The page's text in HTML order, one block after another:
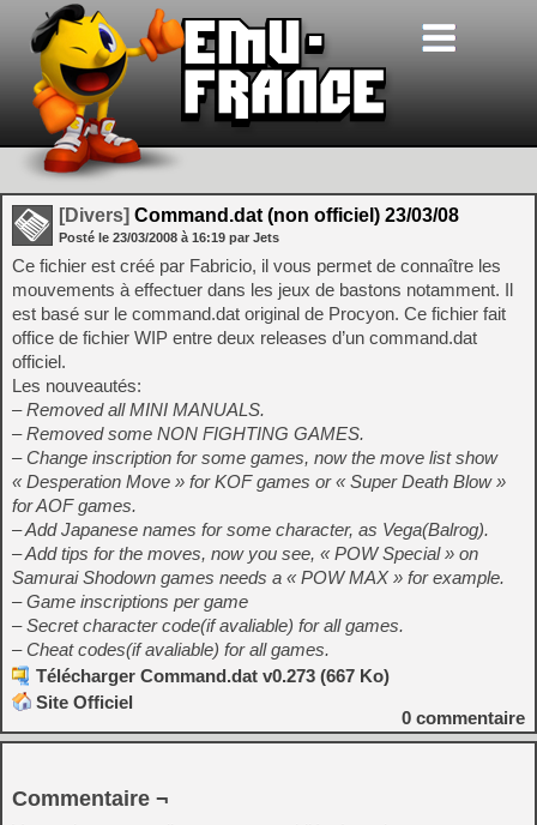
[Divers] Command.dat (non officiel) 23/03/08
Posté le 23/03/2008 à 16:19 par Jets
Ce fichier est créé par Fabricio, il vous permet de connaître les
mouvements à effectuer dans les jeux de bastons notamment. Il
est basé sur le command.dat original de Procyon. Ce fichier fait
office de fichier WIP entre deux releases d’un command.dat
officiel.
Les nouveautés:
– Removed all MINI MANUALS.
– Removed some NON FIGHTING GAMES.
– Change inscription for some games, now the move list show
« Desperation Move » for KOF games or « Super Death Blow »
for AOF games.
– Add Japanese names for some character, as Vega(Balrog).
– Add tips for the moves, now you see, « POW Special » on
Samurai Shodown games needs a « POW MAX » for example.
– Game inscriptions per game
– Secret character code(if avaliable) for all games.
– Cheat codes(if avaliable) for all games.
Télécharger Command.dat v0.273 (667 Ko)
Site Officiel
0 commentaire
Commentaire ¬